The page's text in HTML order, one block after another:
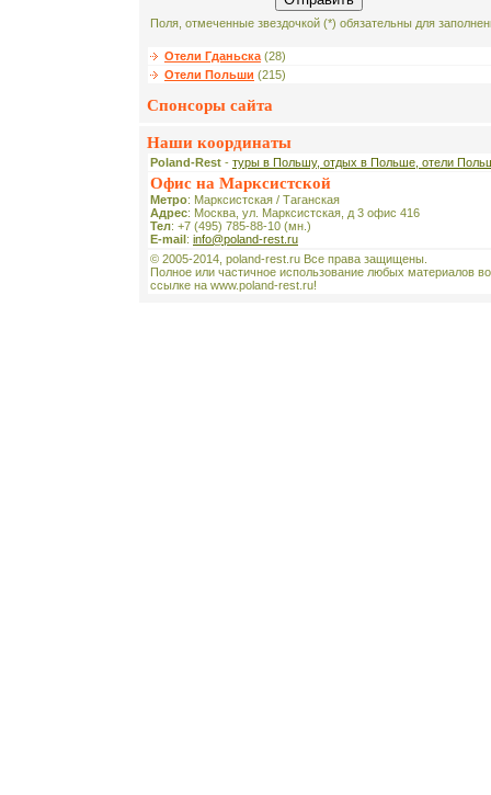
Поля, отмеченные звездочкой (*) обязательны для
Отели Гданьска(28)
Отели Польши (215)
Спонсоры сайта
Наши координаты
Poland-Rest - туры в Польшу, отдых в Польше, отели
Офис на Марксистской
Метро: Марксистская / Таганская
Адрес: Москва, ул. Марксистская, д 3 офис 416
Тел: +7 (495) 785-88-10 (мн.)
E-mail: info@poland-rest.ru
© 2005-2014, poland-rest.ru Все права защищены.
Полное или частичное использование любых материалов
ссылке на www.poland-rest.ru!